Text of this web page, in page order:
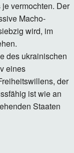
vermochten. Der
Macho-
wird, im
des ukrainischen
eines
der
ist wie an
Staaten